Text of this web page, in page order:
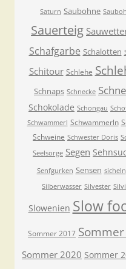
Saturn Saubohne
Sauerteig
Schafgarbe Schalotten
Schitour Schlehe
Schnaps Schnecke
Schokolade Schongau
Schwammerl Schwammerln
Schweine Schwester Doris
Seelsorge Segen
Senfgurken Sensen sicheln
Silberwasser Silvester
Slowenien Slow
Sommer 2017
Sommer 2020 Sommer